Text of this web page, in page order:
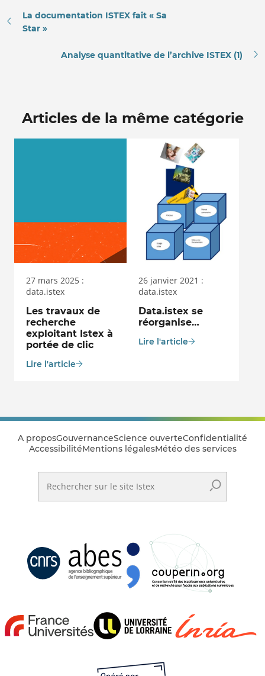
La documentation ISTEX fait « Sa
Star »
Analyse quantitative de l’archive ISTEX (1)
Articles de la même catégorie
27 mars 2025 :
data.istex
Les travaux de
recherche
exploitant Istex à
portée de clic
Lire l'article
26 janvier 2021 :
data.istex
Data.istex se
réorganise…
Lire l'article
A proposGouvernanceScience ouverteConfidentialité
AccessibilitéMentions légalesMétéo des services